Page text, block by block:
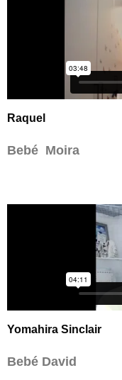
Raquel
Bebé Moira
Yomahira Sinclair
Bebé David